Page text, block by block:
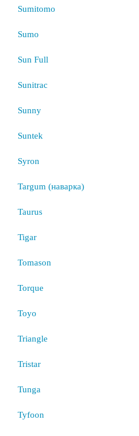
Sumitomo
Sumo
Sun Full
Sunitrac
Sunny
Suntek
Syron
Targum (наварка)
Taurus
Tigar
Tomason
Torque
Toyo
Triangle
Tristar
Tunga
Tyfoon